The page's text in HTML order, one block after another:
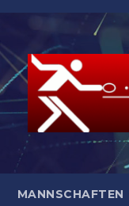
MANNSCHAFTEN